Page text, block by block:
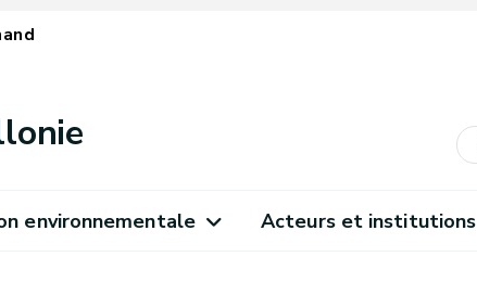
environnementale Acteurs et institutions